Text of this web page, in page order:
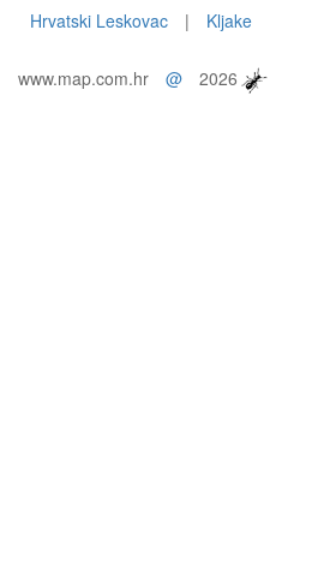
Hrvatski Leskovac
| Kljake
www.map.com.hr @ 2026